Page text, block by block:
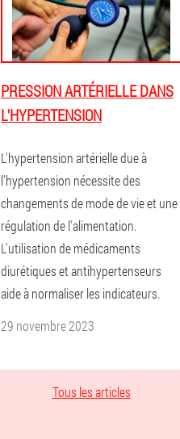
PRESSION ARTÉRIELLE DANS
L'HYPERTENSION
L'hypertension artérielle due à
l'hypertension nécessite des
changements de mode de vie et une
régulation de l'alimentation.
L'utilisation de médicaments
diurétiques et antihypertenseurs
aide à normaliser les indicateurs.
29 novembre 2023
Tous les articles